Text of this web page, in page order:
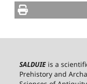
SALDUIE is a
Prehistory and